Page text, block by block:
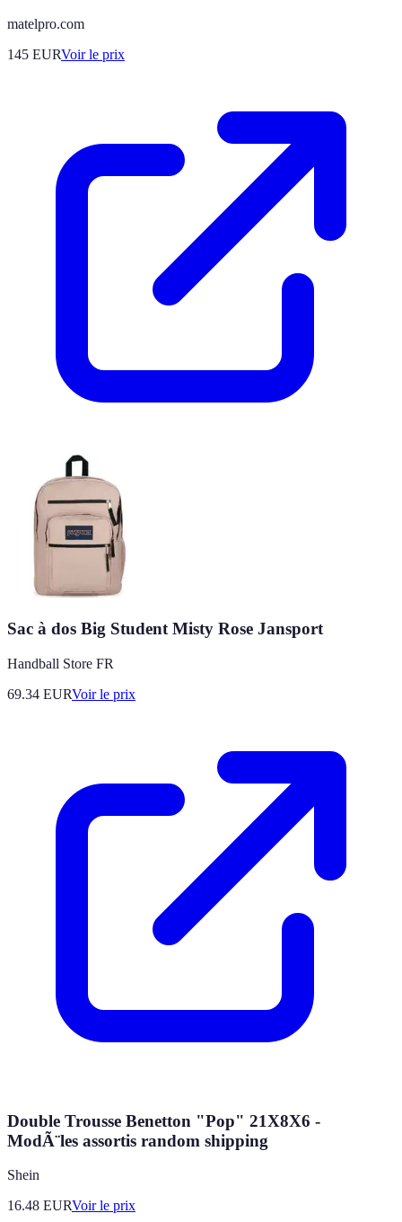
matelpro.com
145 EURVoir le prix
Sac à dos Big Student Misty Rose Jansport
Handball Store FR
69.34 EURVoir le prix
Double Trousse Benetton "Pop" 21X8X6 -
ModÃ¨les assortis random shipping
Shein
16.48 EURVoir le prix